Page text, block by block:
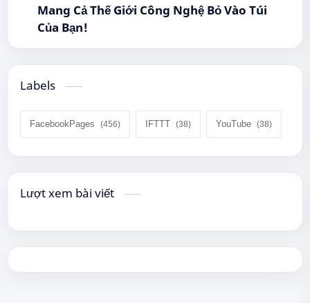
Mang Cả Thế Giới Công Nghệ Bỏ Vào Túi
Của Bạn!
Labels
FacebookPages IFTTT YouTube
Lượt xem bài viết